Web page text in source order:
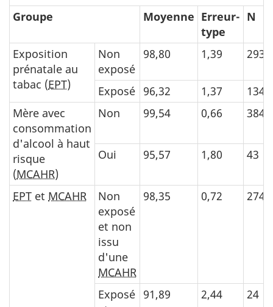
Groupe Moyenne Erreur-
type
N
Exposition
prénatale au
tabac (EPT)
Non
exposé
98,80 1,39 293
Exposé 96,32 1,37
134
Mère avec
consommation
d'alcool à haut
risque
(MCAHR)
Non 99,54 0,66 384
Oui 95,57 1,80 43
EPT et MCAHR
Non
exposé
et non
issu
d'une
MCAHR
98,35 0,72 274
Exposé 91,89 2,44 24